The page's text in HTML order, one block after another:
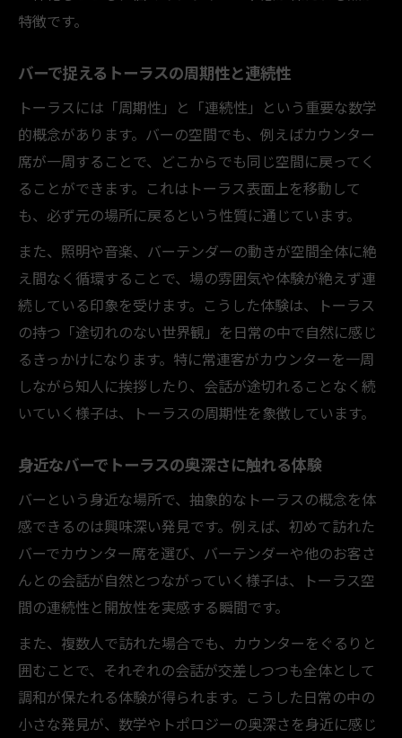
特徴です。
バーで捉えるトーラスの周期性と連続性
トーラスには「周期性」と「連続性」という重要な数学
的概念があります。バーの空間でも、例えばカウンター
席が一周することで、どこからでも同じ空間に戻ってく
ることができます。これはトーラス表面上を移動して
も、必ず元の場所に戻るという性質に通じています。
また、照明や音楽、バーテンダーの動きが空間全体に絶
え間なく循環することで、場の雰囲気や体験が絶えず連
続している印象を受けます。こうした体験は、トーラス
の持つ「途切れのない世界観」を日常の中で自然に感じ
るきっかけになります。特に常連客がカウンターを一周
しながら知人に挨拶したり、会話が途切れることなく続
いていく様子は、トーラスの周期性を象徴しています。
身近なバーでトーラスの奥深さに触れる体験
バーという身近な場所で、抽象的なトーラスの概念を体
感できるのは興味深い発見です。例えば、初めて訪れた
バーでカウンター席を選び、バーテンダーや他のお客さ
んとの会話が自然とつながっていく様子は、トーラス空
間の連続性と開放性を実感する瞬間です。
また、複数人で訪れた場合でも、カウンターをぐるりと
囲むことで、それぞれの会話が交差しつつも全体として
調和が保たれる体験が得られます。こうした日常の中の
小さな発見が、数学やトポロジーの奥深さを身近に感じ